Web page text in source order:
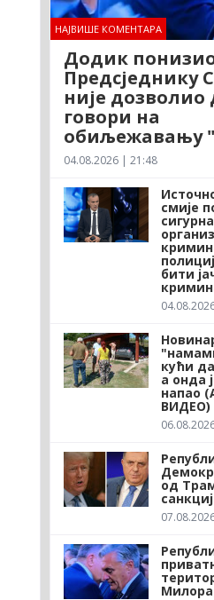
НАЈВИШЕ КОМЕНТАРА
Додик
Предсједнику
није дозволио
говори на
обиљежавању
04.08.2026 | 21:48
смије
бити
кући
а онда
напао
ВИДЕО)
од